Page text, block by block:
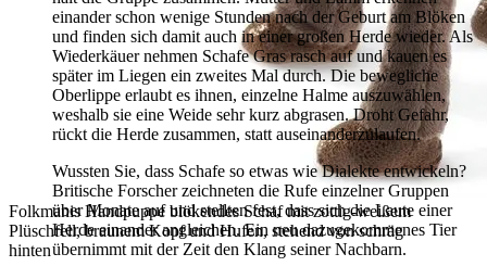
Folkmanis Handpuppe blökendes Schaf mit zottig-weißem
Plüschfell, braunem Kopf und Hufen, stehend von schräg
hinten
einander schon wenige Stunden nach der Geburt am Blöken
und finden sich damit auch in einer großen Herde wieder. Als
Wiederkäuer nehmen Schafe Gras rasch auf und kauen es
später im Liegen ein zweites Mal durch. Die bewegliche
Oberlippe erlaubt es ihnen, einzelne Halme auszuwählen,
weshalb sie eine Weide sehr kurz abgrasen. Droht Gefahr,
rückt die Herde zusammen, statt auseinanderzulaufen.
Wussten Sie, dass Schafe so etwas wie Dialekte entwickeln?
Britische Forscher zeichneten die Rufe einzelner Gruppen
über Monate auf und stellten fest, dass sich die Laute einer
Herde einander angleichen. Ein neu dazugekommenes Tier
übernimmt mit der Zeit den Klang seiner Nachbarn.